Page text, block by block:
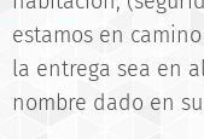
estamos en
la entrega sea en
nombre dado en